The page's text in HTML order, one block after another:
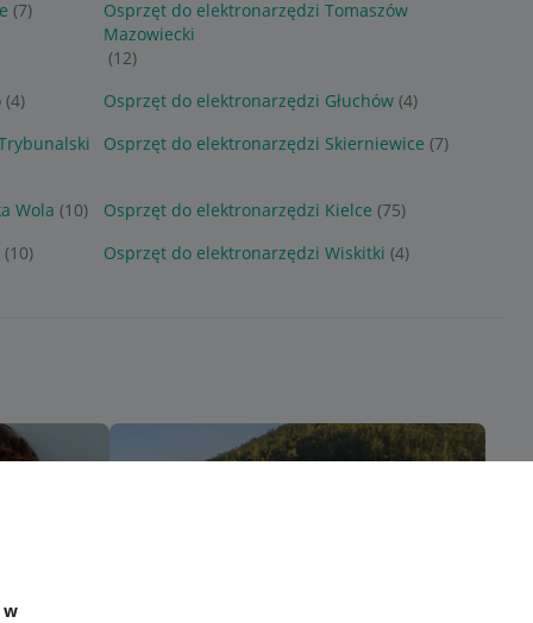
w
(7)
Osprzęt do elektronarzędzi Tomaszów
Mazowiecki
(12)
(4) Osprzęt do elektronarzędzi Głuchów (4)
Osprzęt do elektronarzędzi Skierniewice (7)
Wola (10) Osprzęt do elektronarzędzi Kielce (75)
(10) Osprzęt do elektronarzędzi Wiskitki (4)